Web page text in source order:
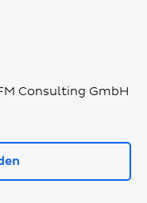
Consulting GmbH